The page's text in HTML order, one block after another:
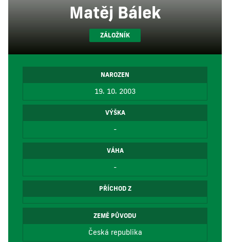
Matěj Bálek
ZÁLOŽNÍK
NAROZEN
19. 10. 2003
VÝŠKA
-
VÁHA
-
PŘÍCHOD Z
ZEMĚ PŮVODU
Česká republika